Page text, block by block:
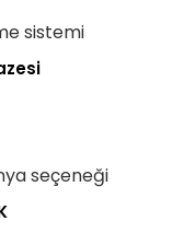
sistemi
seçeneği